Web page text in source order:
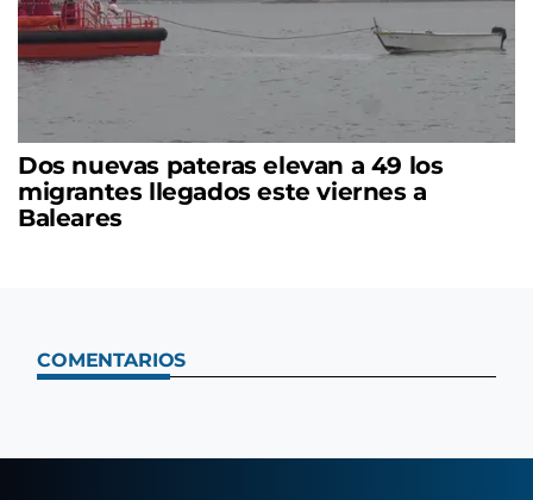
Dos nuevas pateras elevan a 49 los
migrantes llegados este viernes a
Baleares
COMENTARIOS